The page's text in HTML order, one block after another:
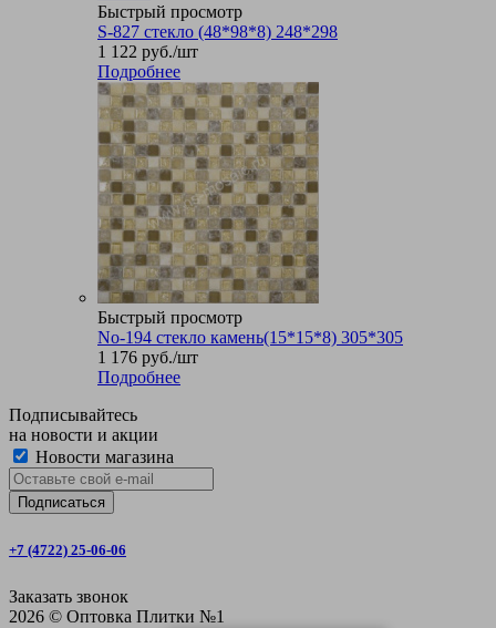
Быстрый просмотр
S-827 стекло (48*98*8) 248*298
1 122 руб./шт
Подробнее
Быстрый просмотр
No-194 стекло камень(15*15*8) 305*305
1 176 руб./шт
Подробнее
Подписывайтесь
на новости и акции
Новости магазина
+7 (4722) 25-06-06
Заказать звонок
2026 © Оптовка Плитки №1